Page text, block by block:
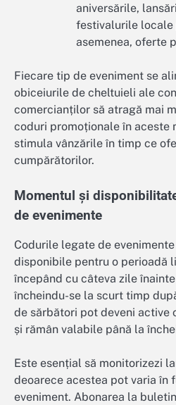
aniversările,
festivalurile locale
asemenea, oferte
Fiecare tip de eveniment se
obiceiurile de cheltuieli ale
comercianților să atragă mai
coduri promoționale în aceste
stimula vânzările în timp ce
cumpărătorilor.
Momentul și
de evenimente
Codurile legate de
disponibile pentru o perioadă
începând cu câteva zile
încheindu-se la scurt timp
de sărbători pot deveni active
și rămân valabile până la
Este esențial să monitorizezi
deoarece acestea pot varia în
eveniment. Abonarea la